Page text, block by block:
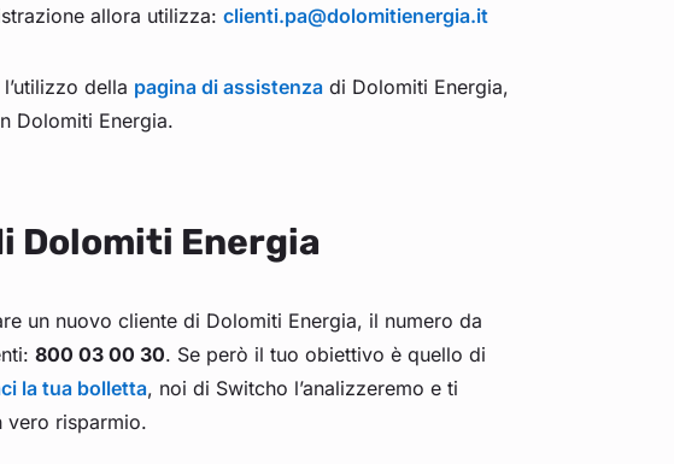
allora utilizza: clienti.pa@dolomitienergia.it
della pagina di assistenzadi Dolomiti Energia,
Dolomiti Energia.
Dolomiti Energia
un nuovo cliente di Dolomiti Energia, il numero da
800 03 00 30. Se però il tuo obiettivo è quello di
la tua bolletta, noi di Switcho l’analizzeremo e ti
vero risparmio.